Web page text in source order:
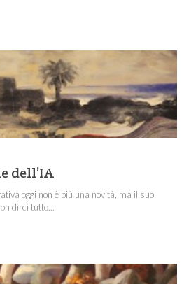
dell’IA
oggi non è più una novità, ma il suo
dirci tutto...